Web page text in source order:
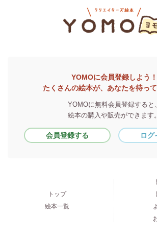
YOMOに会員登録しよう！
たくさんの絵本が、あなたを待って
YOMOに無料会員登録すると、
絵本の購入や販売ができます。
会員登録する ログ
トップ
絵本一覧